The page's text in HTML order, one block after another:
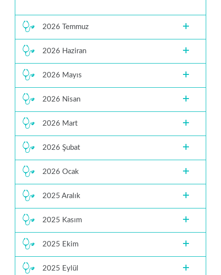
2026 Temmuz
2026 Haziran
2026 Mayıs
2026 Nisan
2026 Mart
2026 Şubat
2026 Ocak
2025 Aralık
2025 Kasım
2025 Ekim
2025 Eylül